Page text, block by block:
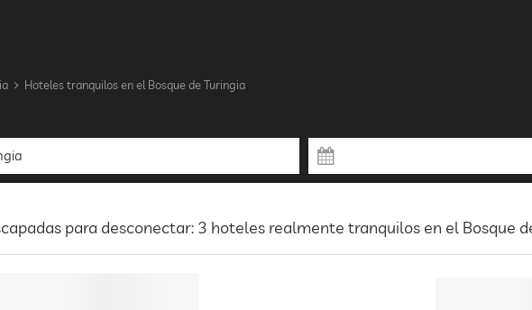
Hoteles tranquilos en el Bosque de Turingia
para desconectar: 3 hoteles realmente tranquilos en el Bosque